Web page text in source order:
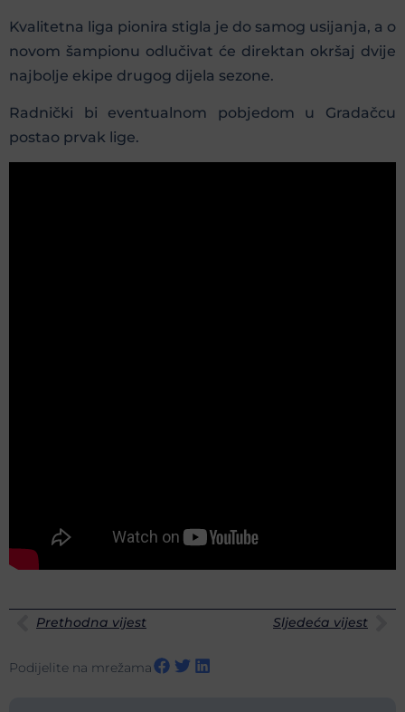
Kvalitetna liga pionira stigla je do samog usijanja, a o
novom šampionu odlučivat će direktan okršaj dvije
najbolje ekipe drugog dijela sezone.
Radnički bi eventualnom pobjedom u Gradačcu
postao prvak lige.
Prethodna vijest Sljedeća vijest
Podijelite na mrežama